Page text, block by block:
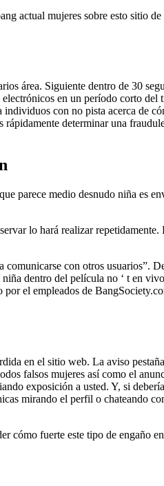
actual mujeres sobre esto sitio
área. Siguiente dentro de 30
en un período corto del
con no pista acerca de
rápidamente determinar una
parece medio desnudo niña es
lo hará realizar repetidamente.
con otros usuarios”.
dentro del película no ‘ t en
el empleados de
en el sitio web. La aviso
falsos mujeres así como el
exposición a usted. Y, si
mirando el perfil o chateando
cómo fuerte este tipo de engaño